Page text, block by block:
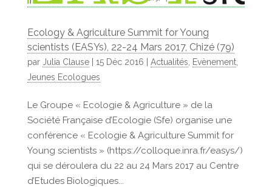
Ecology & Agriculture Summit for Young
scientists (EASYs), 22-24 Mars 2017, Chizé (79)
par Julia Clause| 15 Déc 2016 Actualités Evènement,
Jeunes Ecologues
Le Groupe « Ecologie & Agriculture » de la
Société Française d’Ecologie (Sfe) organise une
conférence « Ecologie & Agriculture Summit for
Young scientists » (https://colloque.inra.fr/easys/)
qui se déroulera du 22 au 24 Mars 2017 au Centre
d’Etudes Biologiques...